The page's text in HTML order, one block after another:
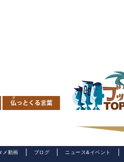
メ動画 ブログ ニュース&イベント